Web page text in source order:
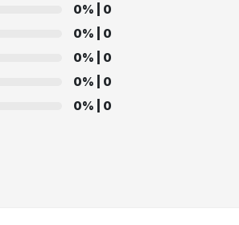
0% | 0
0% | 0
0% | 0
0% | 0
0% | 0